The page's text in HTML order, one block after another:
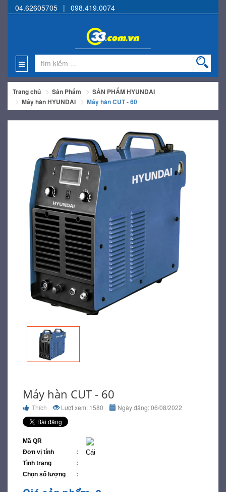
04.62605705 | 098.419.0074
Trang chủ Sản Phẩm
SẢN PHẨM HYUNDAI
Máy hàn HYUNDAI
Máy hàn CUT - 60
Máy hàn CUT - 60
Thích Lượt xem: 1580 Ngày đăng: 06/08/2022
Mã QR
Đơn vị tính
Cái
Tình trạng
Chọn số lượng